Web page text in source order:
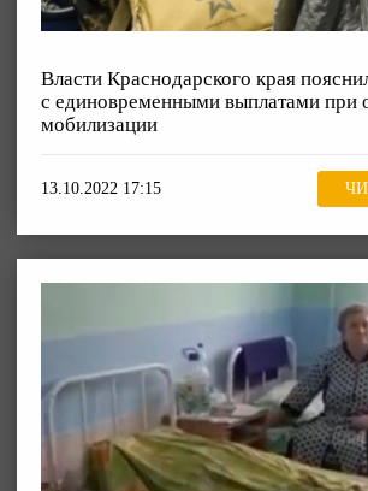
Власти Краснодарского края
с единовременными выплатами при
мобилизации
13.10.2022 17:15